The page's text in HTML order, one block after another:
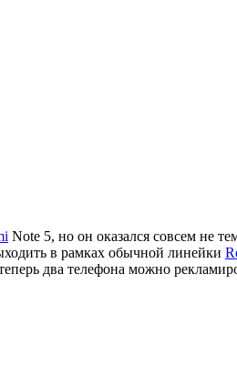
Note 5, но он оказался совсем не
в рамках обычной линейки
два телефона можно